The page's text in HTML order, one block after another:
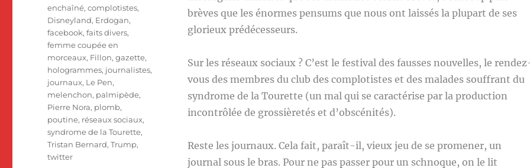
brèves que les énormes pensums que nous ont laissés la plupart de ses
glorieux prédécesseurs.
Sur les réseaux sociaux ? C’est le festival des fausses nouvelles, le
vous des membres du club des complotistes et des malades souffrant du
syndrome de la Tourette (un mal qui se caractérise par la production
incontrôlée de grossièretés et d’obscénités).
Reste les journaux. Cela fait, paraît-il, vieux jeu de se promener, un
journal sous le bras. Pour ne pas passer pour un schnoque, on le lit
enchaîné,complotistes,
Disneyland, Erdogan,
facebook,faits divers,
femme coupée en
morceaux, Fillon,gazette,
hologrammes, journalistes,
journaux, Le Pen,
melenchon, palmipède,
Pierre Nora, plomb,
poutine, réseaux sociaux,
syndrome de la Tourette,
Tristan Bernard,Trump,
twitter